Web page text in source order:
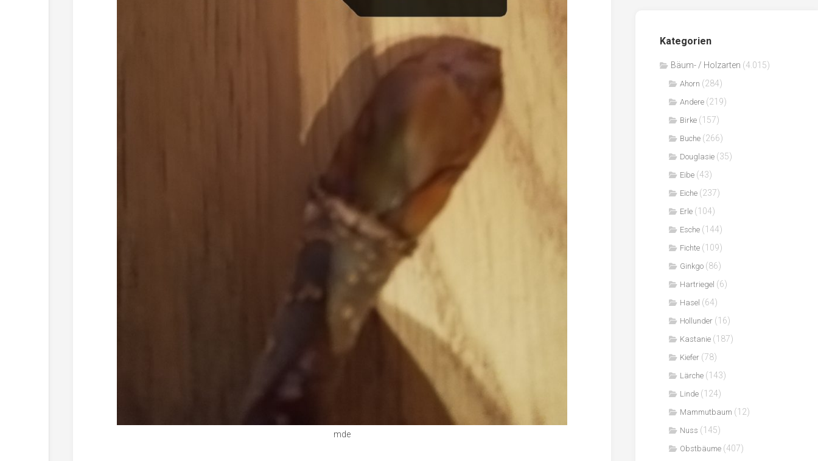
Kastanie
Lärche
Linde
Tulpenbaum
Ulme
Vogelbeere
Weide
Weißdorn
mde
Kategorien
Bäum- / Holzarten (4.015)
Ahorn (284)
Andere (219)
Birke (157)
Buche (266)
Douglasie (35)
Eibe (43)
Eiche (237)
Erle (104)
Esche (144)
Fichte (109)
Ginkgo (86)
Hartriegel (6)
Hasel (64)
Hollunder (16)
Kastanie (187)
Kiefer (78)
Lärche (143)
Linde (124)
Mammutbaum (12)
Nuss (145)
Obstbäume (407)